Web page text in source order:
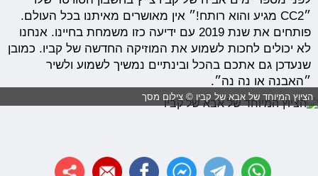
״CC2 מגיע והוא רותח!״ אין מאושרים מאיתנו בכל העולם.
פותחים את שנת 2019 עם ידיעה כזו משמחת בחיינו. אנחנו
לא יכולים לחכות לשמוע את המוזיקה החדשה של קביו. כמובן
שנעדכן גם אתכם בהכל ובינתיים נמשיך לשמוע ולשיר
״האבנה או נה נה״.
הציוץ המיוחד של אבא של קביו © צילום מסך